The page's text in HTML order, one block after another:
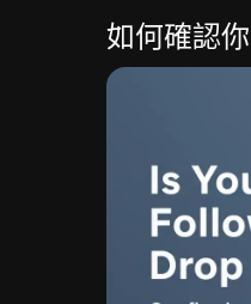
如何確認